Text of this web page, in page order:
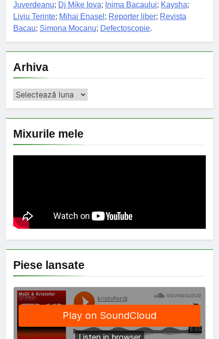
Juverdeanu; Dj Mike Iova; Inima Bacaului; Kaysha;
Liviu Terinte; Mihai Enasel ; Reporter liber; Revista
Bacau; Simona Mocanu; Defectoscopie.
Arhiva
Arhiva
Mixurile mele
Piese lansate